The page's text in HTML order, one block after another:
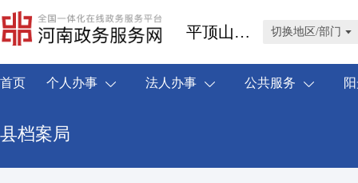
平顶山市鲁山县 切换地区/部门
首页 个人办事 法人办事 公共服务
县档案局